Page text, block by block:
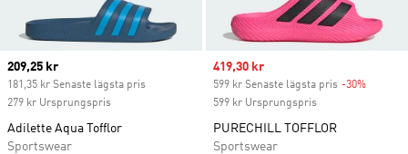
Current price
209,25 kr
181,35 kr Senaste lägsta pris
279 kr Ursprungspris
Adilette Aqua Tofflor
Sportswear
Sale price
419,30 kr
599 kr Senaste lägsta pris -30%
599 kr Ursprungspris
PURECHILL TOFFLOR
Sportswear